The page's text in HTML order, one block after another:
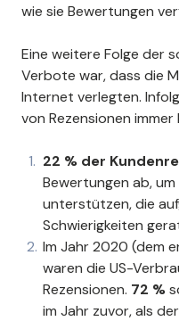
wie sie Bewertungen
Eine weitere Folge der
Verbote war, dass die
Internet verlegten.
von Rezensionen
22 % der
Bewertungen ab,
unterstützen, die
Schwierigkeiten
Im Jahr 2020 (dem
waren die US-
Rezensionen. 72 %
im Jahr zuvor, als